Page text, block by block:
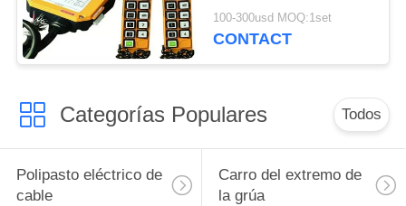
inalámbrico del
alzamiento
100-300usd MOQ:1set
CONTACT
Categorías Populares Todos
Polipasto eléctrico de
cable
Carro del extremo de
la grúa